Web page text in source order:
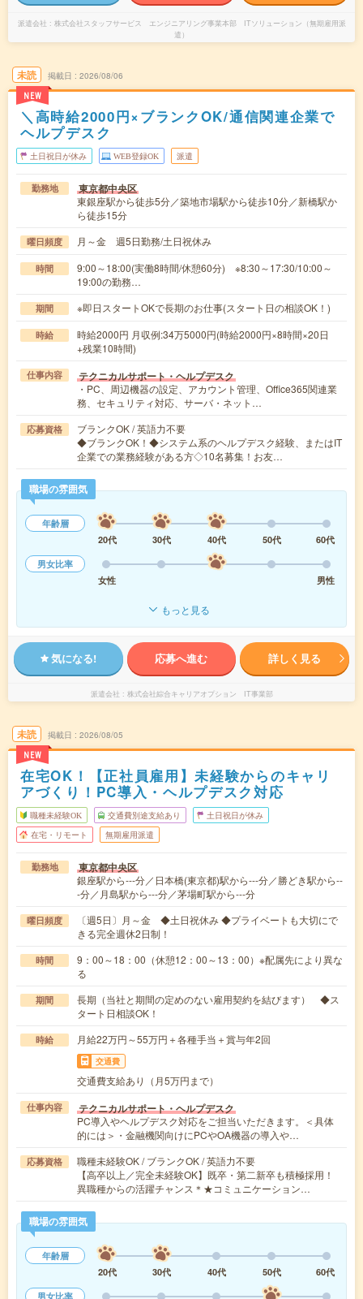
派遣会社
株式会社スタッフサービス エンジニアリング事業本部 ITソリューション（無期雇用派
遣）
未読
NEW
掲載日 2026/08/06
＼高時給2000円×ブランクOK/通信関連企業で
ヘルプデスク
土日祝日が休み WEB登録OK 派遣
勤務地 東京都中央区
東銀座駅から徒歩5分／築地市場駅から徒歩10分／新橋駅か
ら徒歩15分
曜日頻度 月～金 週5日勤務/土日祝休み
時間
9:00～18:00(実働8時間/休憩60分) ※8:30～17:30/10:00～
19:00の勤務…
期間 ※即日スタートOKで長期のお仕事(スタート日の相談OK！)
時給
時給2000円 月収例:34万5000円(時給2000円×8時間×20日
+残業10時間)
仕事内容 テクニカルサポート・ヘルプデスク
・PC、周辺機器の設定、アカウント管理、Office365関連業
務、セキュリティ対応、サーバ・ネット…
応募資格
ブランクOK / 英語力不要
◆ブランクOK！◆システム系のヘルプデスク経験、またはIT
企業での業務経験がある方◇10名募集！お友…
職場の雰囲気
年齢層
20代
30代 40代 50代
60代
男女比率
女性
男性
もっと見る
気になる! 応募へ進む 詳しく見る
派遣会社 株式会社綜合キャリアオプション IT事業部
未読
NEW
掲載日 2026/08/05
在宅OK！【正社員雇用】未経験からのキャリ
アづくり！PC導入・ヘルプデスク対応
職種未経験OK 交通費別途支給あり 土日祝日が休み
在宅・リモート 無期雇用派遣
勤務地 東京都中央区
銀座駅から---分／日本橋(東京都)駅から---分／勝どき駅から--
-分／月島駅から---分／茅場町駅から---分
曜日頻度
〔週5日〕月～金 ◆土日祝休み ◆プライベートも大切にで
きる完全週休2日制！
時間
9：00～18：00（休憩12：00～13：00）※配属先により異な
る
期間
長期（当社と期間の定めのない雇用契約を結びます） ◆ス
タート日相談OK！
時給 月給22万円～55万円＋各種手当＋賞与年2回
交通費
交通費支給あり（月5万円まで）
仕事内容 テクニカルサポート・ヘルプデスク
PC導入やヘルプデスク対応をご担当いただきます。＜具体
的には＞・金融機関向けにPCやOA機器の導入や…
応募資格
職種未経験OK / ブランクOK / 英語力不要
【高卒以上／完全未経験OK】既卒・第二新卒も積極採用！
異職種からの活躍チャンス＊★コミュニケーション…
職場の雰囲気
年齢層
20代
30代 40代 50代
60代
男女比率